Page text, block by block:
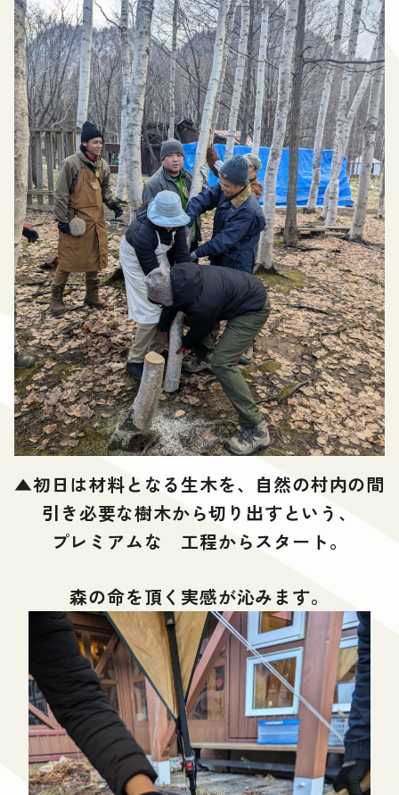
▲初日は材料となる生木を、自然の村内の間
引き必要な樹木から切り出すという、
プレミアムな 工程からスタート。
森の命を頂く実感が沁みます。